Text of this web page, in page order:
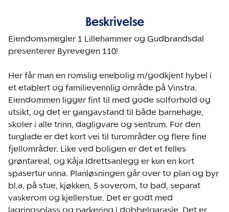
Beskrivelse
Eiendomsmegler 1 Lillehammer og Gudbrandsdal
presenterer Byrevegen 110!
Her får man en romslig enebolig m/godkjent hybel i
et etablert og familievennlig område på Vinstra.
Eiendommen ligger fint til med gode solforhold og
utsikt, og det er gangavstand til både barnehage,
skoler i alle trinn, dagligvare og sentrum. For den
turglade er det kort vei til turområder og flere fine
fjellområder. Like ved boligen er det et felles
grøntareal, og Kåja Idrettsanlegg er kun en kort
spasertur unna. Planløsningen går over to plan og byr
bl.a. på stue, kjøkken, 5 soverom, to bad, separat
vaskerom og kjellerstue. Det er godt med